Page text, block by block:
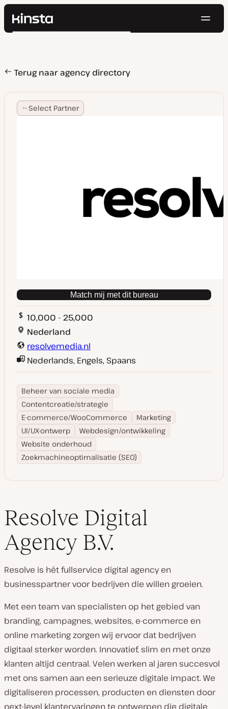
Kinsta®
Prijzen
Bronnen
Contact
Zoeken
Terug naar agency directory
Select Partner
Match mij met dit bureau
10,000 - 25,000
Nederland
resolvemedia.nl
Nederlands, Engels, Spaans
Beheer van sociale media
Contentcreatie/strategie
E-commerce/WooCommerce
Marketing
UI/UX-ontwerp
Webdesign/ontwikkeling
Website onderhoud
Zoekmachineoptimalisatie (SEO)
Resolve Digital
Agency B.V.
Resolve is hét fullservice digital agency en
businesspartner voor bedrijven die willen groeien.
Met een team van specialisten op het gebied van
branding, campagnes, websites, e-commerce en
online marketing zorgen wij ervoor dat bedrijven
digitaal sterker worden. Innovatief, slim en met onze
klanten altijd centraal. Velen werken al jaren succesvol
met ons samen aan een serieuze digitale impact. We
digitaliseren processen, producten en diensten door
next-level klantervaringen te ontwerpen die digitale